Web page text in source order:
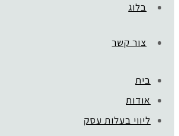
בלוג
צור קשר
בית
אודות
ליווי בעלות עסק
2024-05-11-13-35-00 (6)